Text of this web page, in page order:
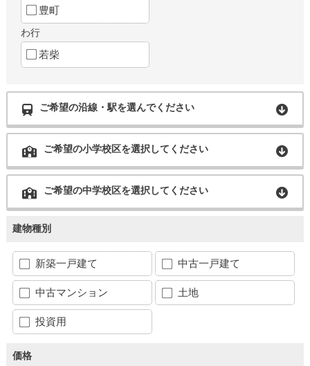
豊町
わ行
若柴
ご希望の沿線・駅を選んでください
ご希望の小学校区を選択してください
ご希望の中学校区を選択してください
建物種別
新築一戸建て 中古一戸建て
中古マンション 土地
投資用
価格